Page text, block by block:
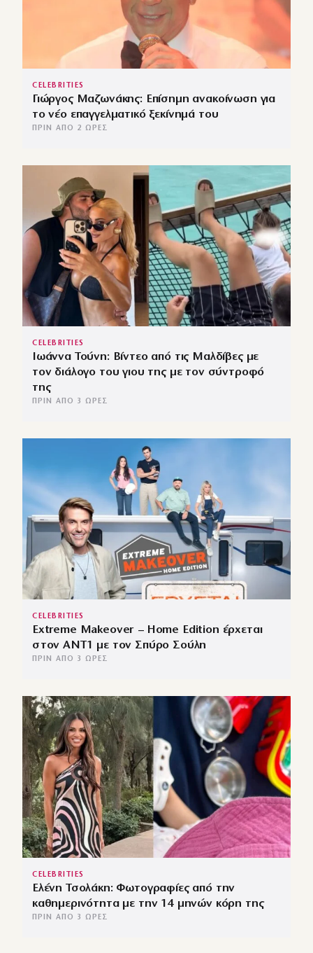
CELEBRITIES
Γιώργος Μαζωνάκης: Επίσημη ανακοίνωση για
το νέο επαγγελματικό ξεκίνημά του
ΠΡΙΝ ΑΠΌ 2 ΏΡΕΣ
CELEBRITIES
Ιωάννα Τούνη: Βίντεο από τις Μαλδίβες με
τον διάλογο του γιου της με τον σύντροφό
της
ΠΡΙΝ ΑΠΌ 3 ΏΡΕΣ
CELEBRITIES
Extreme Makeover – Home Edition έρχεται
στον ANT1 με τον Σπύρο Σούλη
ΠΡΙΝ ΑΠΌ 3 ΏΡΕΣ
CELEBRITIES
Ελένη Τσολάκη: Φωτογραφίες από την
καθημερινότητα με την 14 μηνών κόρη της
ΠΡΙΝ ΑΠΌ 3 ΏΡΕΣ